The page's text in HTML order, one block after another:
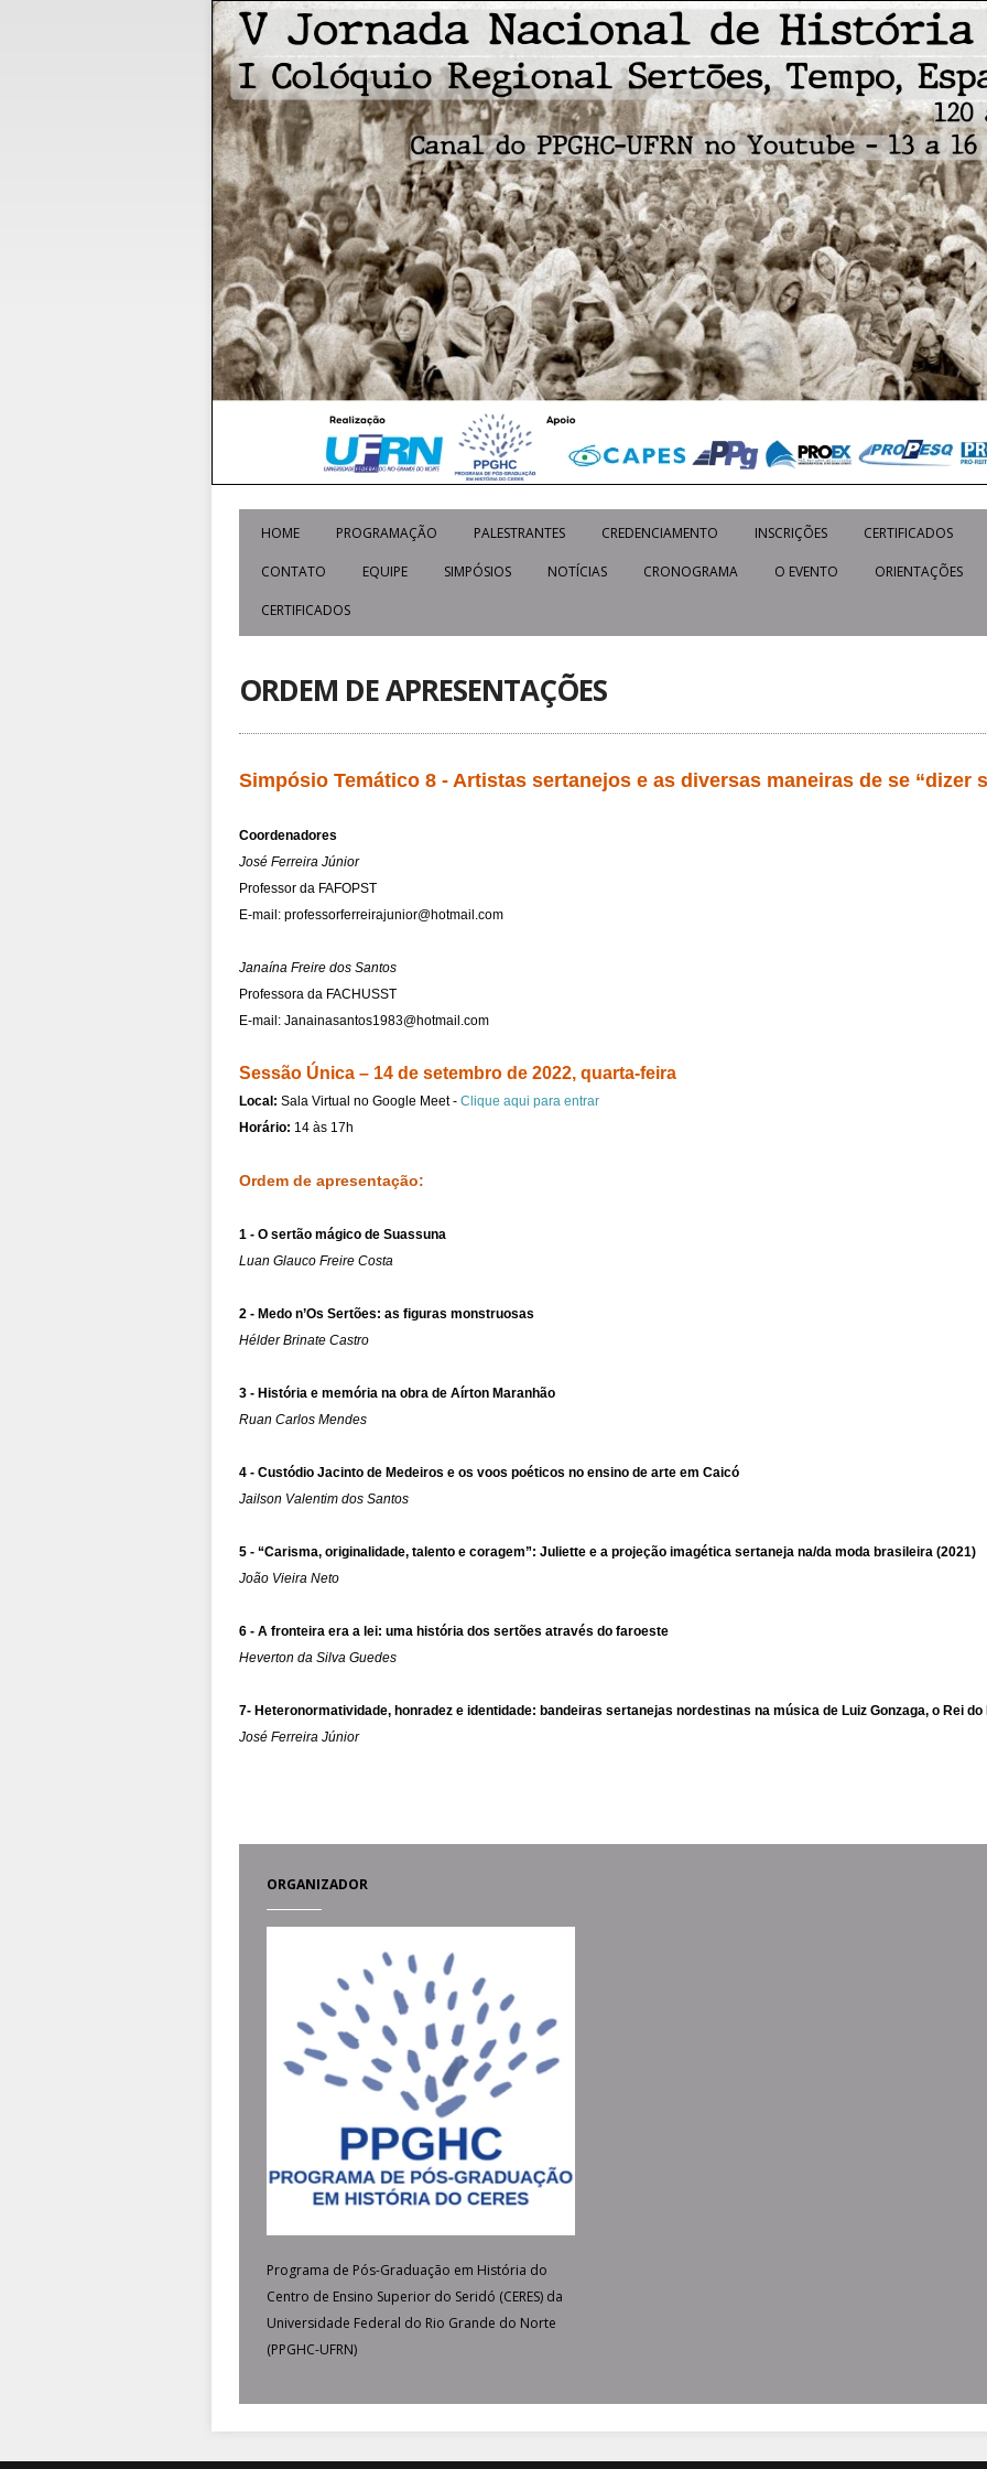
HOME PROGRAMAÇÃO PALESTRANTES CREDENCIAMENTO INSCRIÇÕES CERTIFICADOS
CONTATO EQUIPE SIMPÓSIOS NOTÍCIAS CRONOGRAMA O EVENTO ORIENTAÇÕES
CERTIFICADOS
ORDEM DE APRESENTAÇÕES
Simpósio Temático 8 - Artistas sertanejos e as diversas maneiras de se “dizer
Coordenadores
José Ferreira Júnior
Professor da FAFOPST
E-mail: professorferreirajunior@hotmail.com
Janaína Freire dos Santos
Professora da FACHUSST
E-mail: Janainasantos1983@hotmail.com
Sessão Única – 14 de setembro de 2022, quarta-feira
Local: Sala Virtual no Google Meet - Clique aqui para entrar
Horário: 14 às 17h
Ordem de apresentação:
1 - O sertão mágico de Suassuna
Luan Glauco Freire Costa
2 - Medo n’Os Sertões: as figuras monstruosas
Hélder Brinate Castro
3 - História e memória na obra de Aírton Maranhão
Ruan Carlos Mendes
4 - Custódio Jacinto de Medeiros e os voos poéticos no ensino de arte em Caicó
Jailson Valentim dos Santos
5 - “Carisma, originalidade, talento e coragem”: Juliette e a projeção imagética sertaneja na/da moda brasileira (2021)
João Vieira Neto
6 - A fronteira era a lei: uma história dos sertões através do faroeste
Heverton da Silva Guedes
7- Heteronormatividade, honradez e identidade: bandeiras sertanejas nordestinas na música de Luiz Gonzaga, o Rei do
José Ferreira Júnior
ORGANIZADOR
Programa de Pós-Graduação em História do
Centro de Ensino Superior do Seridó (CERES) da
Universidade Federal do Rio Grande do Norte
(PPGHC-UFRN)